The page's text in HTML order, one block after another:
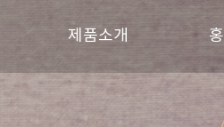
제품소개
브랜드
신선제품